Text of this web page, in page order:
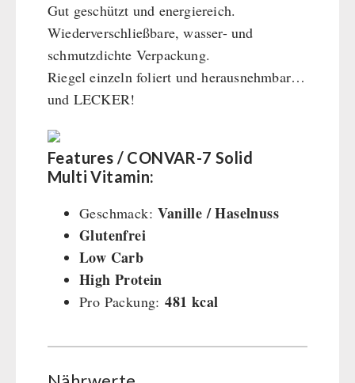
Gut geschützt und energiereich.
Wiederverschließbare, wasser- und
schmutzdichte Verpackung.
Riegel einzeln foliert und herausnehmbar…
und LECKER!
Features / CONVAR-7 Solid
Multi Vitamin:
Geschmack:Vanille / Haselnuss
Glutenfrei
Low Carb
High Protein
Pro Packung:481 kcal